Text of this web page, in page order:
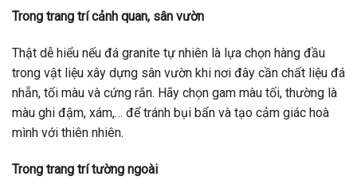
Trong trang trí cảnh quan, sân vườn
Thật dễ hiểu nếu đá granite tự nhiên là lựa chọn hàng đầu
trong vật liệu xây dựng sân vườn khi nơi đây cần chất liệu đá
nhẵn, tối màu và cứng rắn. Hãy chọn gam màu tối, thường là
màu ghi đậm, xám,… để tránh bụi bẩn và tạo cảm giác hoà
mình với thiên nhiên.
Trong trang trí tường ngoài